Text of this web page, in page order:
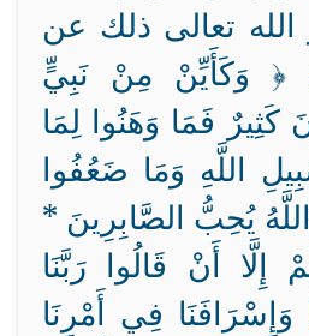
الله تعالى ذلك عن
﴿ وَكَأَيِّنْ مِنْ نَبِيٍّ
كَثِيرٌ فَمَا وَهَنُوا لِمَا
اللَّهِ وَمَا ضَعُفُوا
يُحِبُّ الصَّابِرِينَ *
إِلَّا أَنْ قَالُوا رَبَّنَا
وَإِسْرَافَنَا فِي أَمْرِنَا